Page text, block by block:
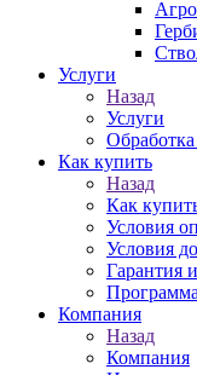
Услуги
Назад
Услуги
Как купить
Назад
Как
Условия
Условия
Гарантия
Компания
Назад
Компания